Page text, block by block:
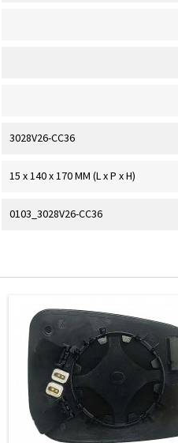
3028V26-CC36
15 x 140 x 170 MM (L x P x H)
0103_3028V26-CC36